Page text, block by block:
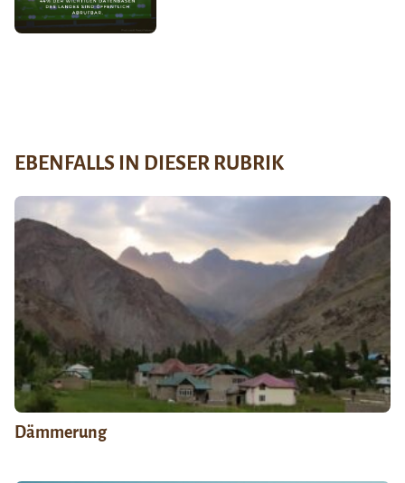
EBENFALLS IN DIESER RUBRIK
Dämmerung